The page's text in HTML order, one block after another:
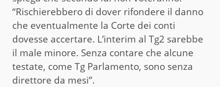
“Rischierebbero di dover rifondere il danno
che eventualmente la Corte dei conti
dovesse accertare. L’interim al Tg2 sarebbe
il male minore. Senza contare che alcune
testate, come Tg Parlamento, sono senza
direttore da mesi”.